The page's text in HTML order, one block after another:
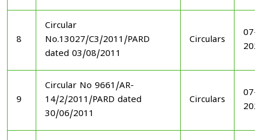
8
Circular
No.13027/C3/2011/PARD
dated 03/08/2011
Circulars
07-
9
Circular No 9661/AR-
14/2/2011/PARD dated
30/06/2011
Circulars
07-